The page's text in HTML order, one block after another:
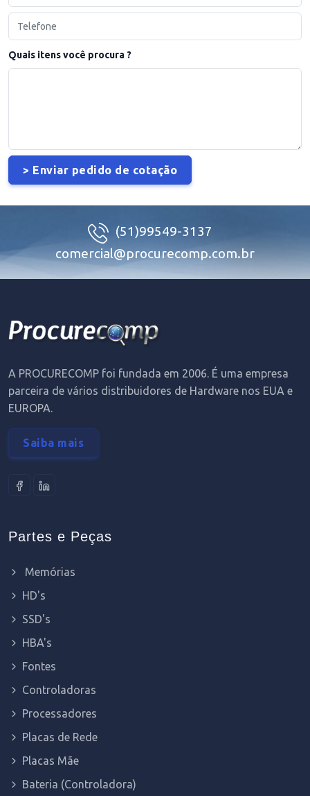
Quais itens você procura ?
(51)99549-3137
comercial@procurecomp.com.br
A PROCURECOMP foi fundada em 2006. É uma empresa
parceira de vários distribuidores de Hardware nos EUA e
EUROPA.
Saiba mais
Partes e Peças
Memórias
HD's
SSD's
HBA's
Fontes
Controladoras
Processadores
Placas de Rede
Placas Mãe
Bateria (Controladora)